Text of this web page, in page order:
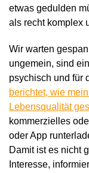
etwas gedulden
als recht komplex
Wir warten
ungemein, sind
psychisch und für
berichtet, wie
Lebensqualität
kommerzielles
oder App
Damit ist es nicht
Interesse,